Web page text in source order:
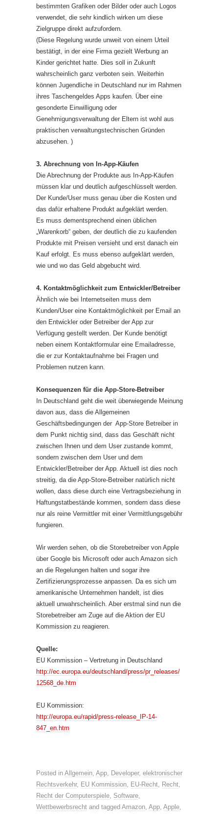
bestimmten Grafiken oder Bilder oder auch Logos
verwendet, die sehr kindlich wirken um diese
Zielgruppe direkt aufzufordern.
(Diese Regelung wurde unweit von einem Urteil
bestätigt, in der eine Firma gezielt Werbung an
Kinder gerichtet hatte. Dies soll in Zukunft
wahrscheinlich ganz verboten sein. Weiterhin
können Jugendliche in Deutschland nur im Rahmen
ihres Taschengeldes Apps kaufen. Über eine
gesonderte Einwilligung oder
Genehmigungsverwaltung der Eltern ist wohl aus
praktischen verwaltungstechnischen Gründen
abzusehen. )
3. Abrechnung von In-App-Käufen
Die Abrechnung der Produkte aus In-App-Käufen
müssen klar und deutlich aufgeschlüsselt werden.
Der Kunde/User muss genau über die Kosten und
das dafür erhaltene Produkt aufgeklärt werden.
Es muss dementsprechend einen üblichen
„Warenkorb“ geben, der deutlich die zu kaufenden
Produkte mit Preisen versieht und erst danach ein
Kauf erfolgt. Es muss ebenso aufgeklärt werden,
wie und wo das Geld abgebucht wird.
4. Kontaktmöglichkeit zum Entwickler/Betreiber
Ähnlich wie bei Internetseiten muss dem
Kunden/User eine Kontaktmöglichkeit per Email an
den Entwickler oder Betreiber der App zur
Verfügung gestellt werden. Der Kunde benötigt
neben einem Kontaktformular eine Emailadresse,
die er zur Kontaktaufnahme bei Fragen und
Problemen nutzen kann.
Konsequenzen für die App-Store-Betreiber
In Deutschland geht die weit überwiegende Meinung
davon aus, dass die Allgemeinen
Geschäftsbedingungen der App-Store Betreiber in
dem Punkt nichtig sind, dass das Geschäft nicht
zwischen Ihnen und dem User zustande kommt,
sondern zwischen dem User und dem
Entwickler/Betreiber der App. Aktuell ist dies noch
streitig, da die App-Store-Betreiber natürlich nicht
wollen, dass diese durch eine Vertragsbeziehung in
Haftungstatbestände kommen, sondern dass diese
nur als reine Vermittler mit einer Vermittlungsgebühr
fungieren.
Wir werden sehen, ob die Storebetreiber von Apple
über Google bis Microsoft oder auch Amazon sich
an die Regelungen halten und sogar ihre
Zertifizierungsprozesse anpassen. Da es sich um
amerikanische Unternehmen handelt, ist dies
aktuell unwahrscheinlich. Aber erstmal sind nun die
Storebetreiber am Zuge auf die Aktion der EU
Kommission zu reagieren.
Quelle:
EU Kommission – Vertretung in Deutschland
http://ec.europa.eu/deutschland/press/pr_releases/
12568_de.htm
EU Kommission:
http://europa.eu/rapid/press-release_IP-14-
847_en.htm
Posted in Allgemein, App, Developer, elektronischer
Rechtsverkehr, EU Kommission, EU-Recht, Recht,
Recht der Computerspiele, Software,
Wettbewerbsrecht and tagged Amazon, App, Apple,